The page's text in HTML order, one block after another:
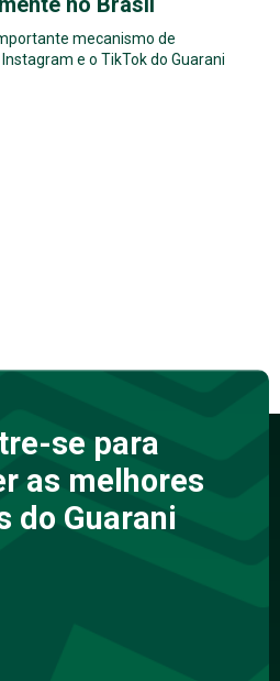
mecanismo de
e o TikTok do Guarani
se para
as melhores
do Guarani